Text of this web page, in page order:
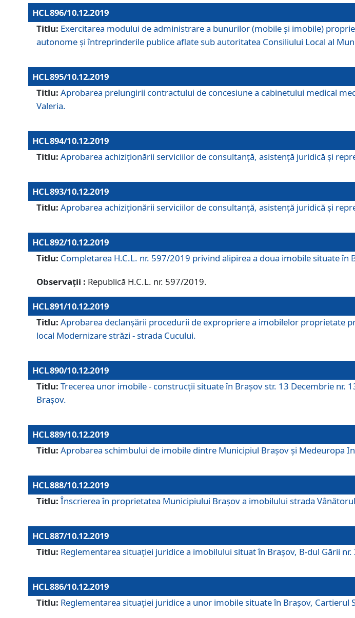
HCL 896/10.12.2019
Titlu: Exercitarea modului de administrare a bunurilor (mobile și imobile)
autonome și întreprinderile publice aflate sub autoritatea Consiliului Local al
HCL 895/10.12.2019
Titlu: Aprobarea prelungirii contractului de concesiune a cabinetului medical
Valeria.
HCL 894/10.12.2019
Titlu: Aprobarea achiziţionării serviciilor de consultanţă, asistenţă juridică şi
HCL 893/10.12.2019
Titlu: Aprobarea achiziţionării serviciilor de consultanţă, asistenţă juridică şi
HCL 892/10.12.2019
Titlu: Completarea H.C.L. nr. 597/2019 privind alipirea a doua imobile situate în
Observații : Republică H.C.L. nr. 597/2019.
HCL 891/10.12.2019
Titlu: Aprobarea declanșării procedurii de expropriere a imobilelor proprietate
local Modernizare străzi - strada Cucului.
HCL 890/10.12.2019
Titlu: Trecerea unor imobile - construcții situate în Brașov str. 13 Decembrie nr.
Brașov.
HCL 889/10.12.2019
Titlu: Aprobarea schimbului de imobile dintre Municipiul Brașov și Medeuropa
HCL 888/10.12.2019
Titlu: Înscrierea în proprietatea Municipiului Braşov a imobilului strada
HCL 887/10.12.2019
Titlu: Reglementarea situației juridice a imobilului situat în Brașov, B-dul Gării nr.
HCL 886/10.12.2019
Titlu: Reglementarea situaţiei juridice a unor imobile situate în Braşov, Cartierul